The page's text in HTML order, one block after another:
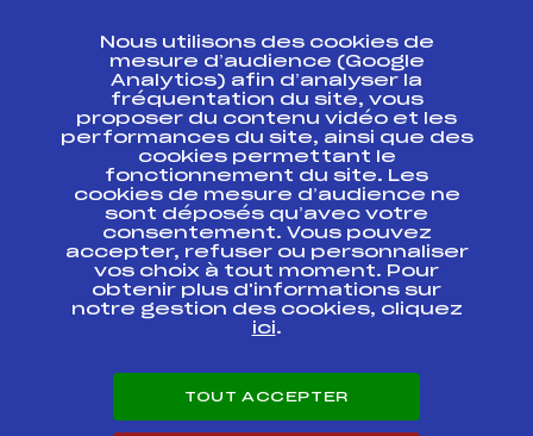
Ressources
Pass’Neige
Projet sportif fédéral
Projet de performance fédéral
Antidopage
Pôle Développement, Formation, Suivi
Scientifique
Listes ministérielles
Pôle vie de l’athlète
Enseignement professionnel
Carrières
Nous utilisons des cookies de
mesure d’audience (Google
Analytics) afin d’analyser la
fréquentation du site, vous
proposer du contenu vidéo et les
performances du site, ainsi que des
cookies permettant le
fonctionnement du site. Les
cookies de mesure d’audience ne
sont déposés qu’avec votre
consentement. Vous pouvez
accepter, refuser ou personnaliser
vos choix à tout moment. Pour
obtenir plus d'informations sur
notre gestion des cookies, cliquez
ici.
TOUT ACCEPTER